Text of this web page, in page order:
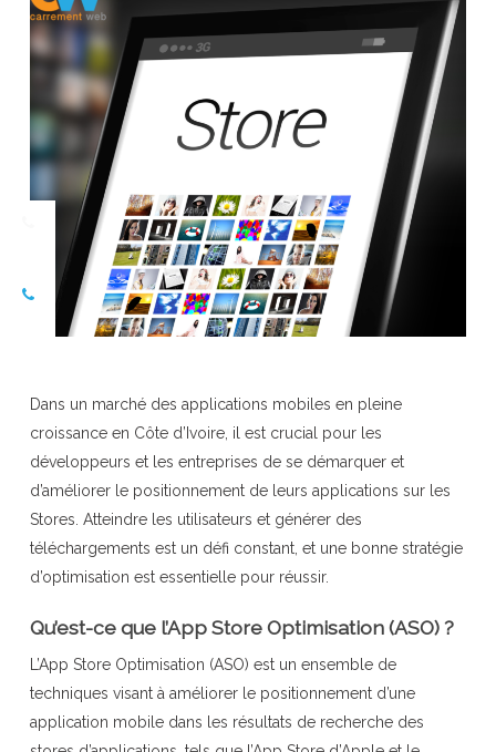
Dans un marché des applications mobiles en pleine
croissance en Côte d’Ivoire, il est crucial pour les
développeurs et les entreprises de se démarquer et
d’améliorer le positionnement de leurs applications sur les
Stores. Atteindre les utilisateurs et générer des
téléchargements est un défi constant, et une bonne stratégie
d’optimisation est essentielle pour réussir.
Qu’est-ce que l’App Store Optimisation (ASO) ?
L’App Store Optimisation (ASO) est un ensemble de
techniques visant à améliorer le positionnement d’une
application mobile dans les résultats de recherche des